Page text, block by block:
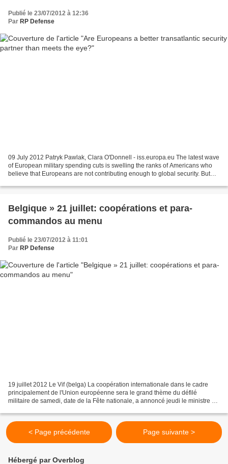
Publié le 23/07/2012 à 12:36
Par RP Defense
09 July 2012 Patryk Pawlak, Clara O'Donnell - iss.europa.eu The latest wave
of European military spending cuts is swelling the ranks of Americans who
believe that Europeans are not contributing enough to global security. But
Belgique » 21 juillet: coopérations et para-
commandos au menu
Publié le 23/07/2012 à 11:01
Par RP Defense
19 juillet 2012 Le Vif (belga) La coopération internationale dans le cadre
principalement de l'Union européenne sera le grand thème du défilé
militaire de samedi, date de la Fête nationale, a annoncé jeudi le ministre de
< Page précédente Page suivante >
Hébergé par Overblog